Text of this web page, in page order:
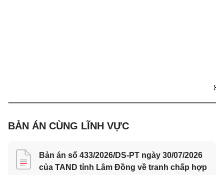
8
BẢN ÁN CÙNG LĨNH VỰC
Bản án số 433/2026/DS-PT ngày 30/07/2026
của TAND tỉnh Lâm Đồng về tranh chấp hợp